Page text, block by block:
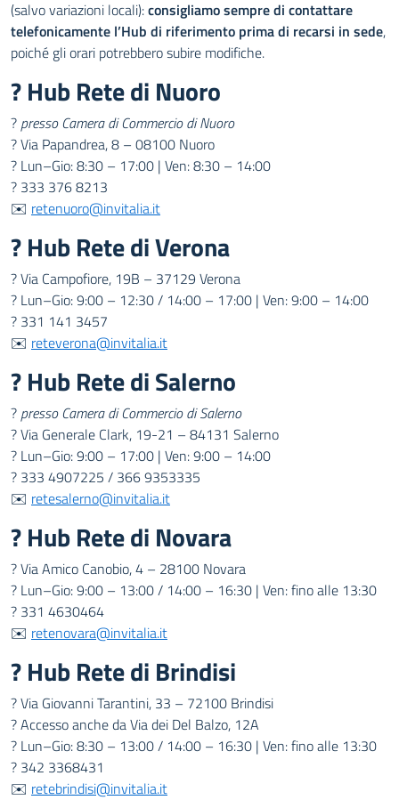
(salvo variazioni locali):consigliamo sempre di contattare
telefonicamente l’Hub di riferimento prima di recarsi in sede,
poiché gli orari potrebbero subire modifiche.
? Hub Rete di Nuoro
? presso Camera di Commercio di Nuoro
? Via Papandrea, 8 – 08100 Nuoro
? Lun–Gio: 8:30 – 17:00 | Ven: 8:30 – 14:00
? 333 376 8213
✉️ retenuoro@invitalia.it
? Hub Rete di Verona
? Via Campofiore, 19B – 37129 Verona
? Lun–Gio: 9:00 – 12:30 / 14:00 – 17:00 | Ven: 9:00 – 14:00
? 331 141 3457
✉️ reteverona@invitalia.it
? Hub Rete di Salerno
? presso Camera di Commercio di Salerno
? Via Generale Clark, 19-21 – 84131 Salerno
? Lun–Gio: 9:00 – 17:00 | Ven: 9:00 – 14:00
? 333 4907225 / 366 9353335
✉️ retesalerno@invitalia.it
? Hub Rete di Novara
? Via Amico Canobio, 4 – 28100 Novara
? Lun–Gio: 9:00 – 13:00 / 14:00 – 16:30 | Ven: fino alle 13:30
? 331 4630464
✉️ retenovara@invitalia.it
? Hub Rete di Brindisi
? Via Giovanni Tarantini, 33 – 72100 Brindisi
? Accesso anche da Via dei Del Balzo, 12A
? Lun–Gio: 8:30 – 13:00 / 14:00 – 16:30 | Ven: fino alle 13:30
? 342 3368431
✉️ retebrindisi@invitalia.it